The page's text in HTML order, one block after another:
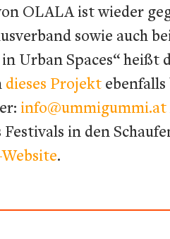
OLALA ist wieder
sowie auch
Urban Spaces“
dieses Projekt
info@ummigummi.at
in den
.